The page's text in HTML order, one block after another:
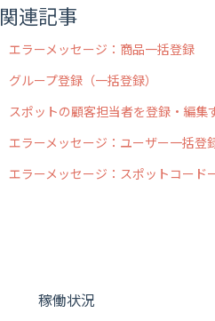
関連記事
エラーメッセージ：商品一括登録
グループ登録（一括登録）
スポットの顧客担当者を登録・編集
エラーメッセージ：ユーザー一括登
エラーメッセージ：スポットコード
稼働状況